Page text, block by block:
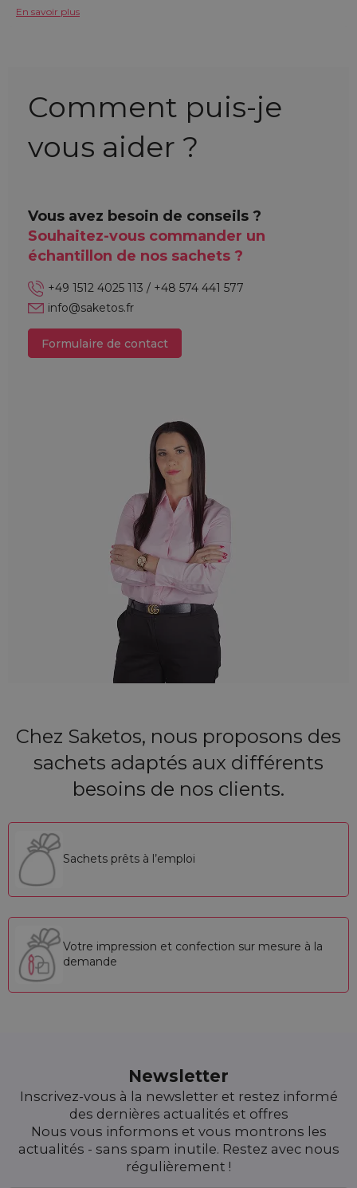
En savoir plus
Comment puis-je
vous aider ?
Vous avez besoin de conseils ?
Souhaitez-vous commander un
échantillon de nos sachets ?
+49 1512 4025 113 / +48 574 441 577
info@saketos.fr
Formulaire de contact
Chez Saketos, nous proposons des
sachets adaptés aux différents
besoins de nos clients.
Sachets prêts à l’emploi
Votre impression et confection sur mesure à la
demande
Newsletter
Inscrivez-vous à la newsletter et restez informé
des dernières actualités et offres
Nous vous informons et vous montrons les
actualités - sans spam inutile. Restez avec nous
régulièrement !